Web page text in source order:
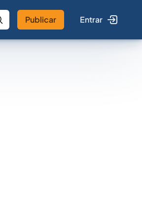
Publicar Entrar